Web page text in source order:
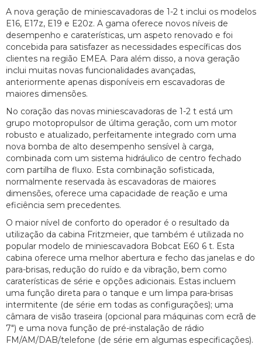
A nova geração de miniescavadoras de 1-2 t inclui os modelos
E16, E17z, E19 e E20z. A gama oferece novos níveis de
desempenho e caraterísticas, um aspeto renovado e foi
concebida para satisfazer as necessidades específicas dos
clientes na região EMEA. Para além disso, a nova geração
inclui muitas novas funcionalidades avançadas,
anteriormente apenas disponíveis em escavadoras de
maiores dimensões.
No coração das novas miniescavadoras de 1-2 t está um
grupo motopropulsor de última geração, com um motor
robusto e atualizado, perfeitamente integrado com uma
nova bomba de alto desempenho sensível à carga,
combinada com um sistema hidráulico de centro fechado
com partilha de fluxo. Esta combinação sofisticada,
normalmente reservada às escavadoras de maiores
dimensões, oferece uma capacidade de reação e uma
eficiência sem precedentes.
O maior nível de conforto do operador é o resultado da
utilização da cabina Fritzmeier, que também é utilizada no
popular modelo de miniescavadora Bobcat E60 6 t. Esta
cabina oferece uma melhor abertura e fecho das janelas e do
para-brisas, redução do ruído e da vibração, bem como
caraterísticas de série e opções adicionais. Estas incluem
uma função direta para o tanque e um limpa para-brisas
intermitente (de série em todas as configurações); uma
câmara de visão traseira (opcional para máquinas com ecrã de
7") e uma nova função de pré-instalação de rádio
FM/AM/DAB/telefone (de série em algumas especificações).